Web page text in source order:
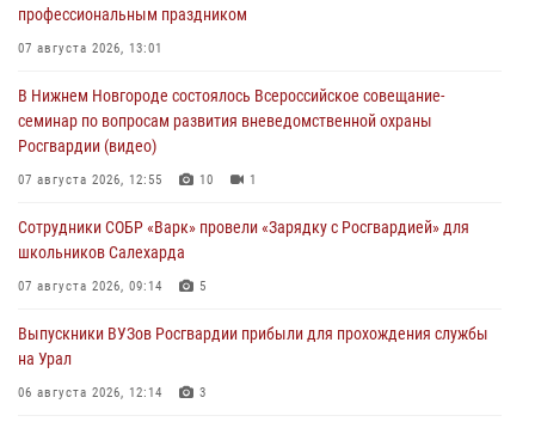
профессиональным праздником
07 августа 2026, 13:01
В Нижнем Новгороде состоялось Всероссийское совещание-
семинар по вопросам развития вневедомственной охраны
Росгвардии (видео)
07 августа 2026, 12:55 10 1
Сотрудники СОБР «Варк» провели «Зарядку с Росгвардией» для
школьников Салехарда
07 августа 2026, 09:14 5
Выпускники ВУЗов Росгвардии прибыли для прохождения службы
на Урал
06 августа 2026, 12:14 3